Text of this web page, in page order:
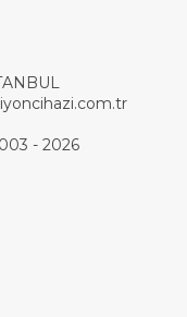
- 2026